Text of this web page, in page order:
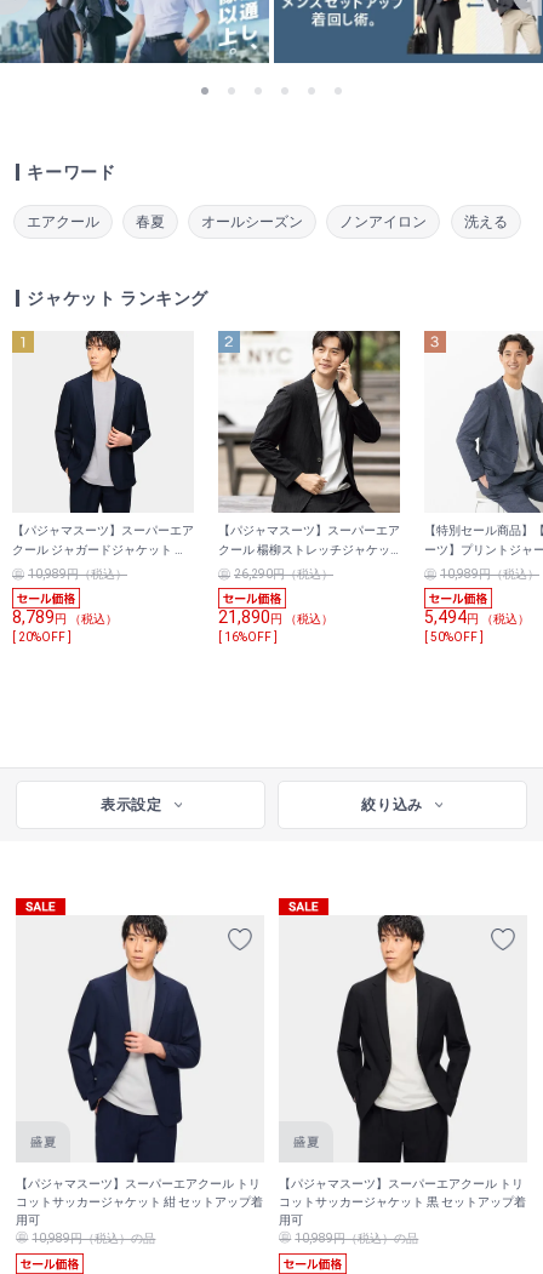
キーワード
エアクール 春夏 オールシーズン ノンアイロン 洗える
ジャケット ランキング
【パジャマスーツ】スーパーエア
クール ジャガードジャケット 紺
セットアップ着用可
10,989円（税込）
8,789円 （税込）
[ 20%OFF ]
【パジャマスーツ】スーパーエア
クール 楊柳ストレッチジャケッ
ト 黒 セットアップ着用可
26,290円（税込）
21,890円 （税込）
[ 16%OFF ]
【特別セール商品】
ーツ】プリントジャ
ット 紺 セットアップ
10,989円（税込）
5,494円 （税込）
[ 50%OFF ]
表示設定 絞り込み
【パジャマスーツ】スーパーエアクール トリ
コットサッカージャケット 紺 セットアップ着
用可
10,989円（税込）の品
【パジャマスーツ】スーパーエアクール トリ
コットサッカージャケット 黒 セットアップ着
用可
10,989円（税込）の品